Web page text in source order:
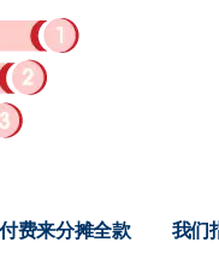
费来分摊全款
我们